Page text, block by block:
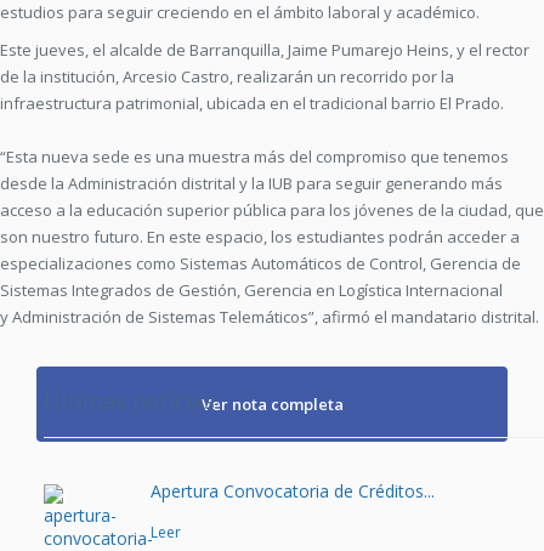
estu­dios para seguir creciendo en el ámbito laboral y académico.
Este jueves, el alcalde de Barranquilla, Jaime Pumarejo Heins, y el rector
de la institución, Arcesio Castro, realizarán un recorrido por la
infraestructura patrimonial, ubicada en el tradicional barrio El Prado.
“Esta nueva sede es una muestra más del compromiso que tenemos
desde la Administración distrital y la IUB para seguir generando más
acceso a la educación superior pública para los jóvenes de la ciudad, que
son nuestro futuro. En este espacio, los estudiantes podrán acceder a
especializaciones como Sistemas Automáticos de Control, Gerencia de
Sistemas Integrados de Gestión, Gerencia en Logística Internacional
y Administración de Sistemas Telemáticos”, afirmó el mandatario distrital.
Ver nota completa
Últimas noticias
Apertura Convocatoria de Créditos...
Leer